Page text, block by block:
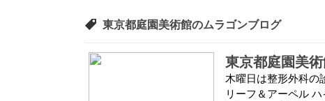
東京都庭園美術館のムラゴンブログ
東京都庭園美
木曜日は整形外科の
リーフ＆アーペル